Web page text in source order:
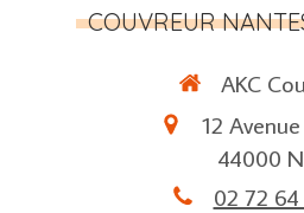
COUVREUR
AKC
12
44000
02 72